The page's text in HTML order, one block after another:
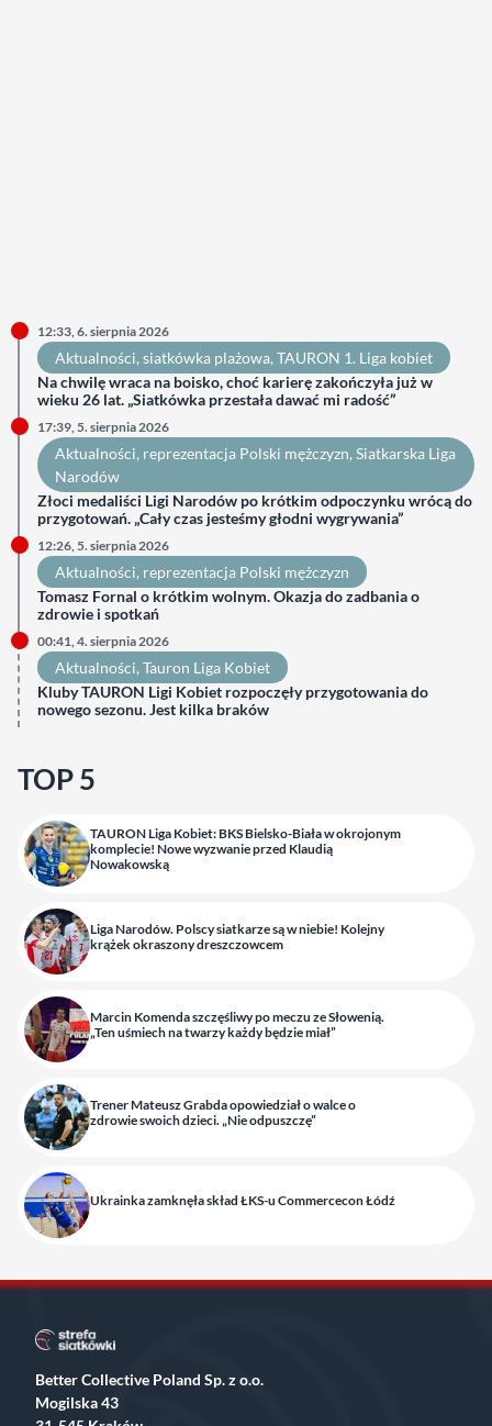
12:33, 6. sierpnia 2026
Aktualności, siatkówka plażowa, TAURON 1. Liga kobiet
Na chwilę wraca na boisko, choć karierę zakończyła już w
wieku 26 lat. „Siatkówka przestała dawać mi radość”
17:39, 5. sierpnia 2026
Aktualności, reprezentacja Polski mężczyzn, Siatkarska Liga
Narodów
Złoci medaliści Ligi Narodów po krótkim odpoczynku wrócą do
przygotowań. „Cały czas jesteśmy głodni wygrywania”
12:26, 5. sierpnia 2026
Aktualności, reprezentacja Polski mężczyzn
Tomasz Fornal o krótkim wolnym. Okazja do zadbania o
zdrowie i spotkań
00:41, 4. sierpnia 2026
Aktualności, Tauron Liga Kobiet
Kluby TAURON Ligi Kobiet rozpoczęły przygotowania do
nowego sezonu. Jest kilka braków
TOP 5
TAURON Liga Kobiet: BKS Bielsko-Biała w okrojonym
komplecie! Nowe wyzwanie przed Klaudią
Nowakowską
Liga Narodów. Polscy siatkarze są w niebie! Kolejny
krążek okraszony dreszczowcem
Marcin Komenda szczęśliwy po meczu ze Słowenią.
„Ten uśmiech na twarzy każdy będzie miał”
Trener Mateusz Grabda opowiedział o walce o
zdrowie swoich dzieci. „Nie odpuszczę”
Ukrainka zamknęła skład ŁKS-u Commercecon Łódź
Better Collective Poland Sp. z o.o.
Mogilska 43